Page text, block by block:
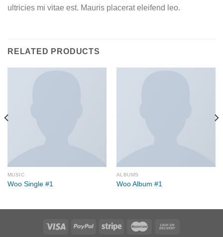
ultricies mi vitae est. Mauris placerat eleifend leo.
RELATED PRODUCTS
MUSIC
Woo Single #1
ALBUMS
Woo Album #1